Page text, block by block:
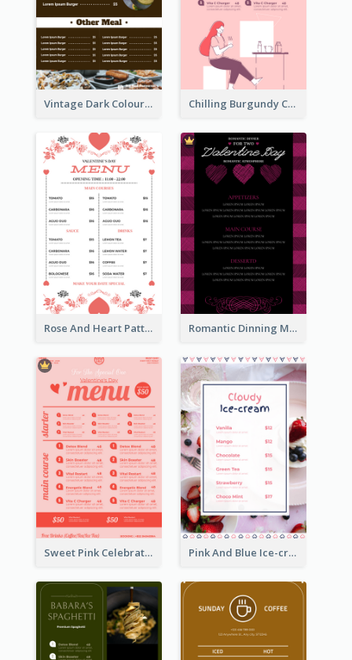
Vintage Dark Colour Tone Menu Of Western Restaurant Chilling Burgundy Coffee And Bakery Menu Design
Rose And Heart Pattern Menu Design Ideas Romantic Dinning Menu For Two Design Templates
Sweet Pink Celebration Menu Template Design Pink And Blue Ice-cream Photo Dessert Menu